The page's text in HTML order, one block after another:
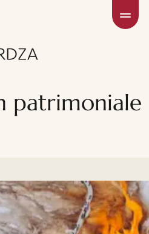
patrimoniale